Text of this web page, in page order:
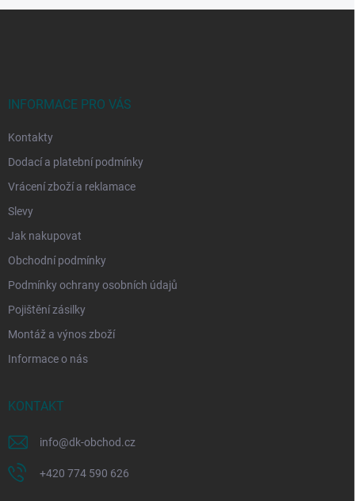
INFORMACE PRO VÁS
Kontakty
Dodací a platební podmínky
Vrácení zboží a reklamace
Slevy
Jak nakupovat
Obchodní podmínky
Podmínky ochrany osobních údajů
Pojištění zásilky
Montáž a výnos zboží
Informace o nás
KONTAKT
info@dk-obchod.cz
+420 774 590 626